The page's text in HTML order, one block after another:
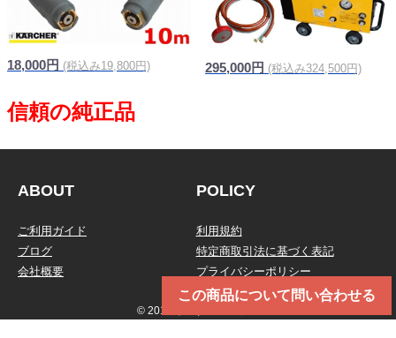
この商品について問い合わせる
18,000円 (税込み19,800円) 295,000円 (税込み324,500円)
ABOUT
ご利用ガイド
ブログ
会社概要
POLICY
利用規約
特定商取引法に基づく表記
プライバシーポリシー
© 2019 トータルメンテ